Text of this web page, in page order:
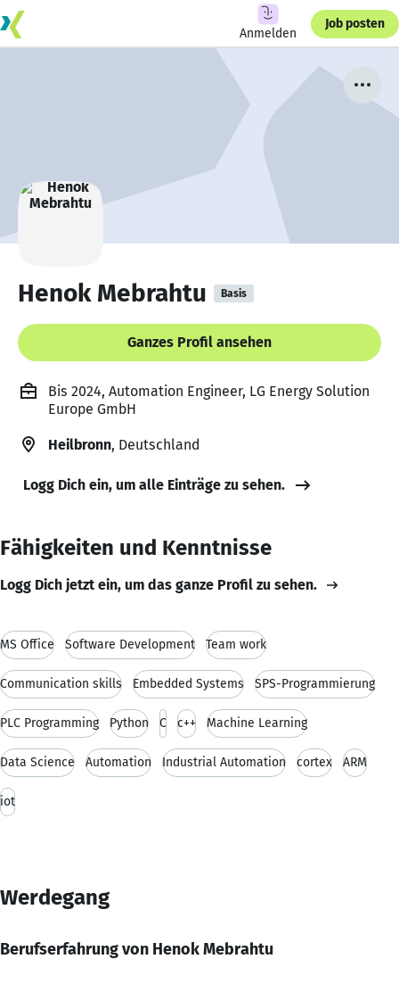
Anmelden
Job posten
Henok Mebrahtu Basis
Ganzes Profil ansehen
Bis 2024, Automation Engineer, LG Energy Solution
Europe GmbH
Heilbronn, Deutschland
Logg Dich ein, um alle Einträge zu sehen.
Fähigkeiten und Kenntnisse
Logg Dich jetzt ein, um das ganze Profil zu sehen.
MS Office Software Development Team work
Communication skills Embedded Systems SPS-Programmierung
PLC Programming Python C c++ Machine Learning
Data Science Automation Industrial Automation cortex ARM
iot
Werdegang
Berufserfahrung von Henok Mebrahtu